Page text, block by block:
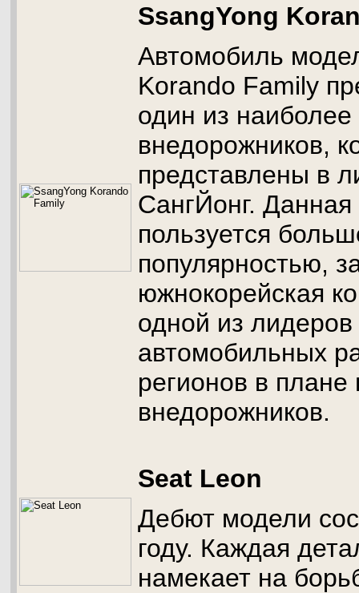
SsangYong
Автомобиль
Korando Family
один из наиболее
внедорожников,
представлены в
СангЙонг.
пользуется
популярностью,
южнокорейская
одной из лидеров
автомобильных
регионов в
внедорожников.
Seat Leon
Дебют модели
году. Каждая
намекает на